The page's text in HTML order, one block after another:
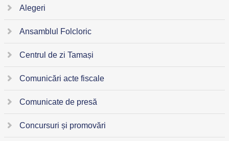
Alegeri
Ansamblul Folcloric
Centrul de zi Tamași
Comunicări acte fiscale
Comunicate de presă
Concursuri și promovări